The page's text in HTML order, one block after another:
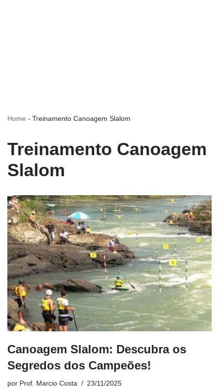
Home - Treinamento Canoagem Slalom
Treinamento Canoagem
Slalom
Canoagem Slalom: Descubra os
Segredos dos Campeões!
por Prof. Marcio Costa 23/11/2025